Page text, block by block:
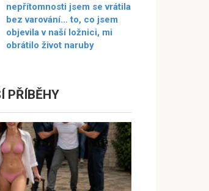
nepřítomnosti jsem se vrátila
bez varování… to, co jsem
objevila v naší ložnici, mi
obrátilo život naruby
PŘÍBĚHY